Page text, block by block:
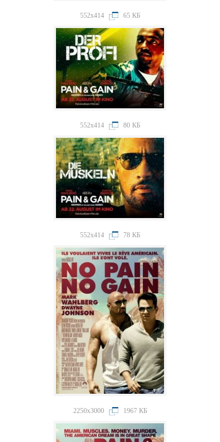
552x414 65 КБ
552x414 80 КБ
552x414 78 КБ
2250x3000 1967 КБ